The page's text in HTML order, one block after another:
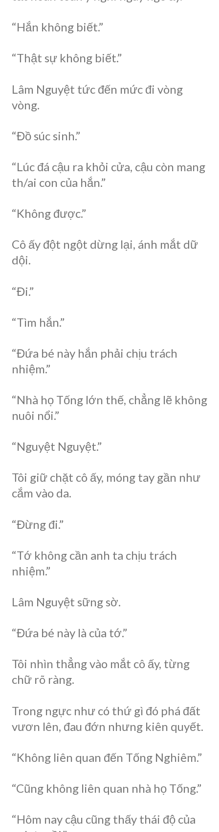
“Hắn không biết.”
“Thật sự không biết.”
Lâm Nguyệt tức đến mức đi vòng
vòng.
“Đồ súc sinh.”
“Lúc đá cậu ra khỏi cửa, cậu còn mang
th/ai con của hắn.”
“Không được.”
Cô ấy đột ngột dừng lại, ánh mắt dữ
dội.
“Đi.”
“Tìm hắn.”
“Đứa bé này hắn phải chịu trách
nhiệm.”
“Nhà họ Tống lớn thế, chẳng lẽ không
nuôi nổi.”
“Nguyệt Nguyệt.”
Tôi giữ chặt cô ấy, móng tay gần như
cắm vào da.
“Đừng đi.”
“Tớ không cần anh ta chịu trách
nhiệm.”
Lâm Nguyệt sững sờ.
“Đứa bé này là của tớ.”
Tôi nhìn thẳng vào mắt cô ấy, từng
chữ rõ ràng.
Trong ngực như có thứ gì đó phá đất
vươn lên, đau đớn nhưng kiên quyết.
“Không liên quan đến Tống Nghiêm.”
“Cũng không liên quan nhà họ Tống.”
“Hôm nay cậu cũng thấy thái độ của